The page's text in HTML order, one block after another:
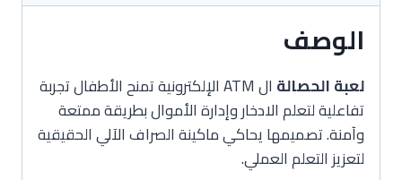
الوصف
لعبة الحصالة
ال ATM الإلكترونية تمنح الأطفال تجربة
تفاعلية لتعلم الادخار وإدارة الأموال بطريقة ممتعة
وآمنة. تصميمها يحاكي ماكينة الصراف الآلي الحقيقية
لتعزيز التعلم العملي.